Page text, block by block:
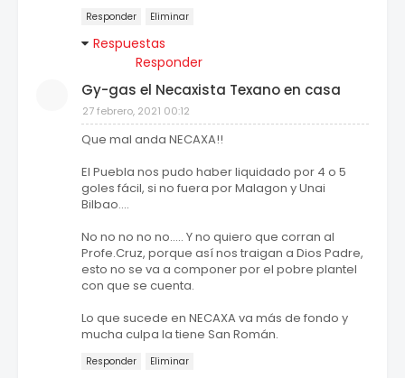
Responder Eliminar
Respuestas
Responder
Gy-gas el Necaxista Texano en casa
27 febrero, 2021 00:12
Que mal anda NECAXA!!
El Puebla nos pudo haber liquidado por 4 o 5
goles fácil, si no fuera por Malagon y Unai
Bilbao....
No no no no no..... Y no quiero que corran al
Profe.Cruz, porque así nos traigan a Dios Padre,
esto no se va a componer por el pobre plantel
con que se cuenta.
Lo que sucede en NECAXA va más de fondo y
mucha culpa la tiene San Román.
Responder Eliminar